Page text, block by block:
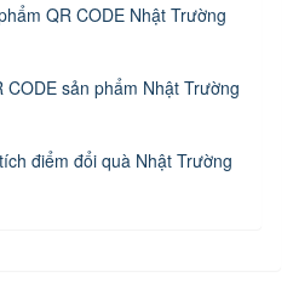
QR CODE Nhật Trường
CODE sản phẩm Nhật Trường
điểm đổi quà Nhật Trường